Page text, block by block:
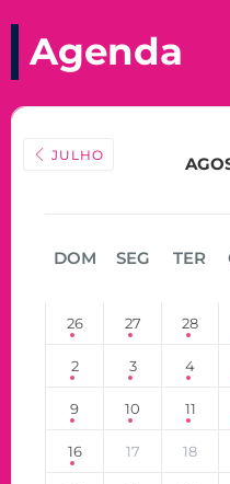
Agenda
JULHO
DOM SEG TER
26 27 28
2 3 4
9 10 11
16 17 18